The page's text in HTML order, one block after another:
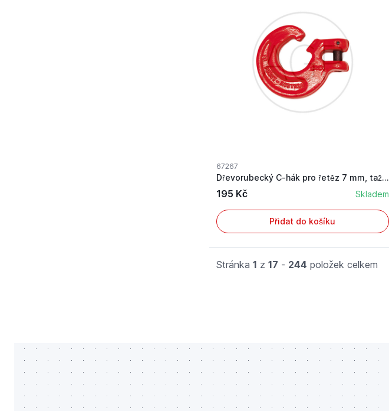
67267
Dřevorubecký C-hák pro řetěz 7 mm, tažná síla 4...
195 Kč Skladem
Přidat do košíku
Stránka 1 z 17 - 244 položek celkem